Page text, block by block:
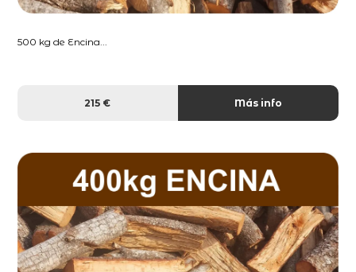
500 kg de Encina...
215 € Más info